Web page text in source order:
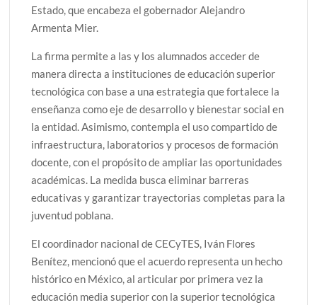
Estado, que encabeza el gobernador Alejandro
Armenta Mier.
La firma permite a las y los alumnados acceder de
manera directa a instituciones de educación superior
tecnológica con base a una estrategia que fortalece la
enseñanza como eje de desarrollo y bienestar social en
la entidad. Asimismo, contempla el uso compartido de
infraestructura, laboratorios y procesos de formación
docente, con el propósito de ampliar las oportunidades
académicas. La medida busca eliminar barreras
educativas y garantizar trayectorias completas para la
juventud poblana.
El coordinador nacional de CECyTES, Iván Flores
Benítez, mencionó que el acuerdo representa un hecho
histórico en México, al articular por primera vez la
educación media superior con la superior tecnológica